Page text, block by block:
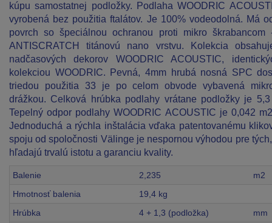
kúpu samostatnej podložky. Podlaha WOODRIC
vyrobená bez použitia ftalátov. Je 100% vodeodolná. Má
povrch so špeciálnou ochranou proti mikro škrabancom
ANTISCRATCH titánovú nano vrstvu. Kolekcia
nadčasových dekorov WOODRIC ACOUSTIC,
kolekciou WOODRIC. Pevná, 4mm hrubá nosná SPC
triedou použitia 33 je po celom obvode vybavená
drážkou. Celková hrúbka podlahy vrátane podložky je 5,3
Tepelný odpor podlahy WOODRIC ACOUSTIC je 0,042
Jednoduchá a rýchla inštalácia vďaka patentovanému
spoju od spoločnosti Välinge je nespornou výhodou pre
hľadajú trvalú istotu a garanciu kvality.
Balenie 2,235
m2
Hmotnosť balenia
19,4 kg
Hrúbka
4 + 1,3 (podložka)
mm